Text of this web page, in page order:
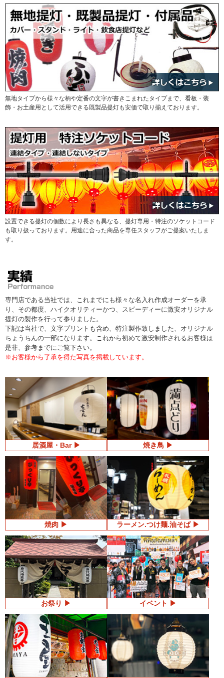
無地タイプから様々な柄や定番の文字が書きこまれたタイプまで、看板・装
飾・お土産用として活用できる既製品提灯も安価で取り揃えております。
設置できる提灯の個数により長さも異なる、提灯専用・特注のソケットコード
も取り扱っております。用途に合った商品を専任スタッフがご提案いたしま
す。
専門店である当社では、これまでにも様々な名入れ作成オーダーを承
り、その都度、ハイクオリティーかつ、スピーディーに激安オリジナル
提灯の製作を行って参りました。
下記は当社で、文字プリントも含め、特注製作致しました、オリジナル
ちょうちんの一部になります。これから初めて激安制作されるお客様は
是非、参考までにご覧下さい。
※お客様から了承を得た写真を掲載しています。
居酒屋・Bar 焼き鳥
焼肉 ラーメン.つけ麺.油そば
お祭り イベント